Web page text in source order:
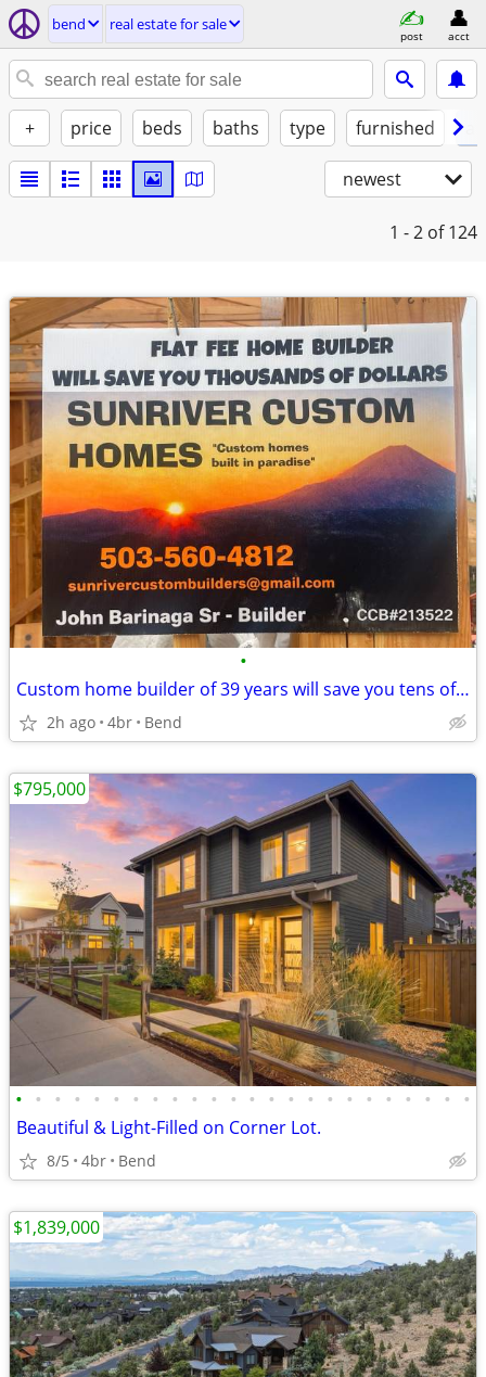
bend real estate for sale
post acct
+ price beds baths type furnished
newest
1 - 2 of 124
•
Custom home builder of 39 years will save you tens of thousands on your GC fee
2h ago 4br Bend
• • • • • • • • • • • • • • • • • • • • • • • •
Beautiful & Light-Filled on Corner Lot.
8/5 4br Bend
$795,000
$1,839,000